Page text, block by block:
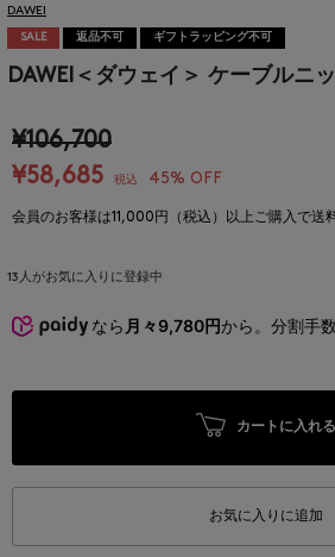
DAWEI
SALE 返品不可 ギフトラッピング不可
DAWEI＜ダウェイ＞ ケーブルニ
¥106,700
¥58,685
税込 45% OFF
会員のお客様は11,000円（税込）以上ご購入で送
13 人がお気に入りに登録中
なら 月々9,780円から。分割手
カートに入れる
お気に入りに追加